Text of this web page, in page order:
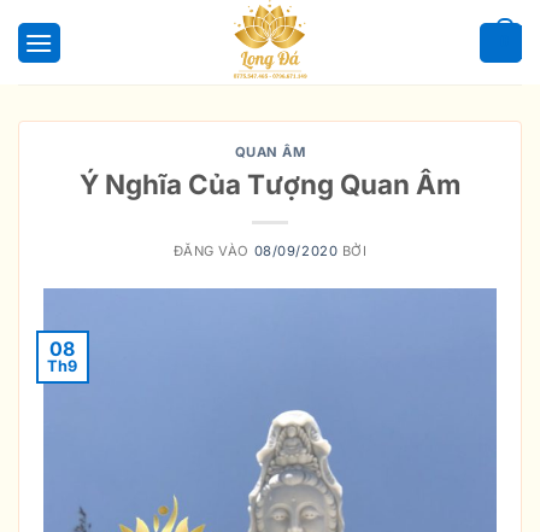
qua
QUAN ÂM
Ý Nghĩa Của Tượng Quan Âm
ĐĂNG VÀO 08/09/2020 BỞI
08
Th9